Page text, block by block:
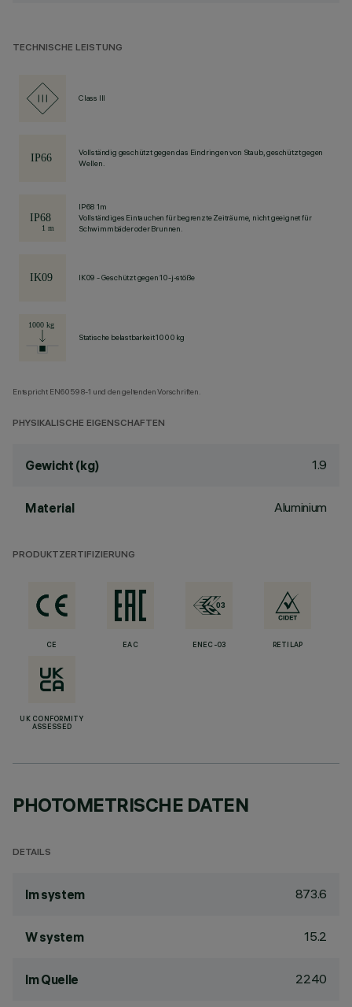
TECHNISCHE LEISTUNG
Class III
Vollständig geschützt gegen das Eindringen von Staub, geschützt gegen
Wellen.
IP68 1m
Vollständiges Eintauchen für begrenzte Zeiträume, nicht geeignet für
Schwimmbäder oder Brunnen.
IK09 - Geschützt gegen 10-j-stöße
Statische belastbarkeit 1000 kg
Entspricht EN60598-1 und den geltenden Vorschriften.
PHYSIKALISCHE EIGENSCHAFTEN
Gewicht (kg) 1.9
Material Aluminium
PRODUKTZERTIFIZIERUNG
CE EAC ENEC-03 RETILAP
UK CONFORMITY
ASSESSED
PHOTOMETRISCHE DATEN
DETAILS
lm system 873.6
W system 15.2
lm Quelle 2240